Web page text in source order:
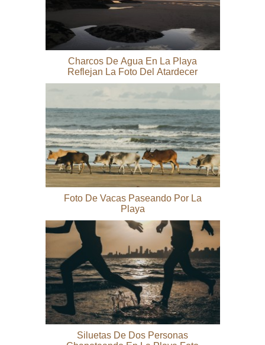
Charcos De Agua En La Playa
Reflejan La Foto Del Atardecer
Foto De Vacas Paseando Por La
Playa
Siluetas De Dos Personas